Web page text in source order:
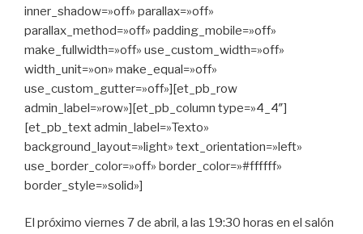
inner_shadow=»off» parallax=»off»
parallax_method=»off» padding_mobile=»off»
make_fullwidth=»off» use_custom_width=»off»
width_unit=»on» make_equal=»off»
use_custom_gutter=»off»][et_pb_row
admin_label=»row»][et_pb_column type=»4_4″]
[et_pb_text admin_label=»Texto»
background_layout=»light» text_orientation=»left»
use_border_color=»off» border_color=»#ffffff»
border_style=»solid»]
El próximo viernes 7 de abril, a las 19:30 horas en el salón